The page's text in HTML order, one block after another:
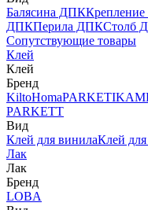
Балясина ДПК
ДПКПерила ДПКСтолб
Сопутствующие товары
Клей
Клей
Бренд
KiltoHomaPARKETIKA
PARKETT
Вид
Клей для винилаКлей для
Лак
Лак
Бренд
LOBA